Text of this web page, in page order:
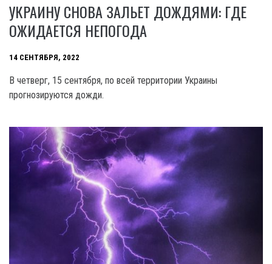
УКРАИНУ СНОВА ЗАЛЬЕТ ДОЖДЯМИ: ГДЕ
ОЖИДАЕТСЯ НЕПОГОДА
14 СЕНТЯБРЯ, 2022
В четверг, 15 сентября, по всей территории Украины
прогнозируются дожди.